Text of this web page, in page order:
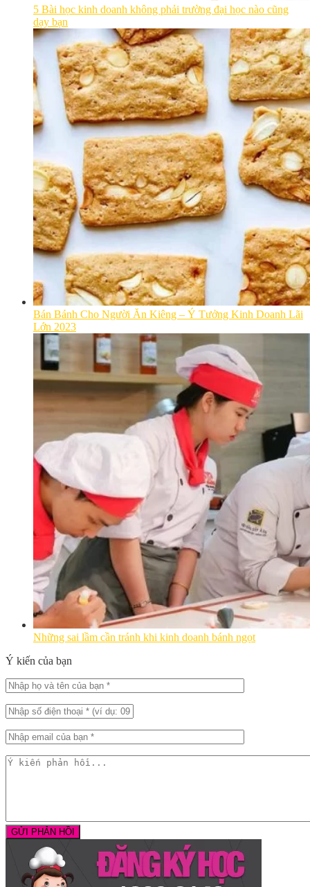
5 Bài học kinh doanh không phải trường đại học nào cũng
dạy bạn
Bán Bánh Cho Người Ăn Kiêng – Ý Tưởng Kinh Doanh Lãi
Lớn 2023
Những sai lầm cần tránh khi kinh doanh bánh ngọt
Ý kiến của bạn